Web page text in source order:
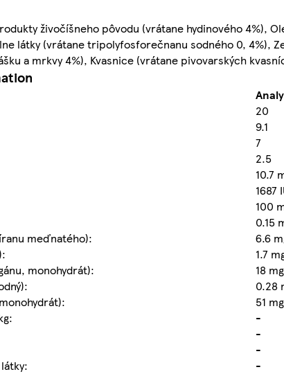
živočíšneho pôvodu (vrátane hydinového 4%),
látky (vrátane tripolyfosforečnanu sodného 0, 4%),
a mrkvy 4%), Kvasnice (vrátane pivovarských
20
9.1
7
2.5
10.7
1687
100
0.15
meďnatého):
6.6
1.7
monohydrát):
18 mg
0.28
51 mg
-
-
-
-